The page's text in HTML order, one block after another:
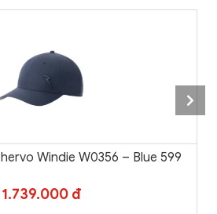
Windie W0356 – Blue 599
1.739.000 đ